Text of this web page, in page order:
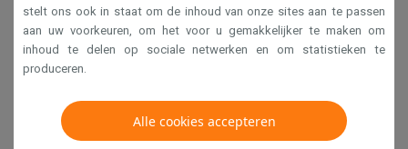
Disclaimer
Cookies
Krëfel NV - Steenstraat 44 - Industriezone 4 "T Sas",
1851 Humbeek, België
stelt ons ook in staat om de inhoud van onze sites aan te passen
aan uw voorkeuren, om het voor u gemakkelijker te maken om
inhoud te delen op sociale netwerken en om statistieken te
produceren.
Alle cookies accepteren